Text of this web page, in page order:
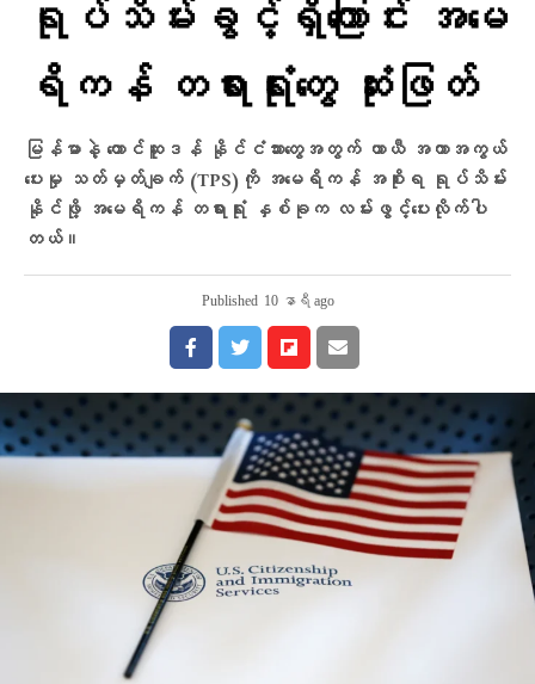
ရုပ်သိမ်းခွင့်ရှိကြောင်း အမေ
ရိကန် တရားရုံးတွေ ဆုံးဖြတ်
မြန်မာနဲ့ တောင်ဆူဒန် နိုင်ငံသားတွေအတွက် ယာယီ အကာအကွယ်
ပေးမှု သတ်မှတ်ချက် (TPS)ကို အမေရိကန် အစိုးရ ရုပ်သိမ်း
နိုင်ဖို့ အမေရိကန် တရားရုံး နှစ်ခုက လမ်းဖွင့်ပေးလိုက်ပါ
တယ်။
Published 10 နာရီ ago